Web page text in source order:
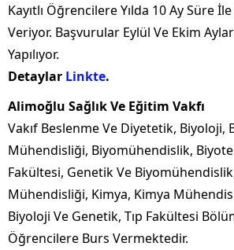
Kayıtlı Öğrencilere Yılda 10 Ay Süre İle
Veriyor. Başvurular Eylül Ve Ekim
Yapılıyor.
Detaylar Linkte.
Alimoğlu Sağlık Ve Eğitim Vakfı
Vakıf Beslenme Ve Diyetetik, Biyoloji,
Mühendisliği, Biyomühendislik,
Fakültesi, Genetik Ve
Mühendisliği, Kimya, Kimya
Biyoloji Ve Genetik, Tıp Fakültesi
Öğrencilere Burs Vermektedir.